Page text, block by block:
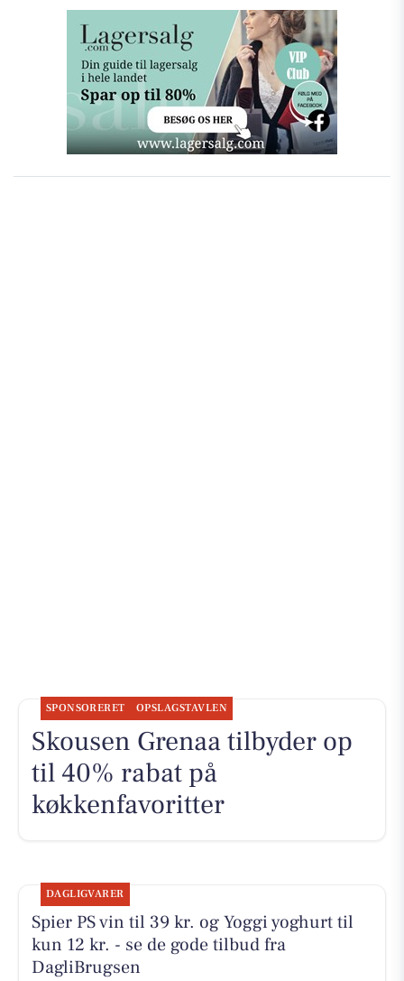
SPONSORERET OPSLAGSTAVLEN
Skousen Grenaa tilbyder op
til 40% rabat på
køkkenfavoritter
DAGLIGVARER
Spier PS vin til 39 kr. og Yoggi yoghurt til
kun 12 kr. - se de gode tilbud fra
DagliBrugsen